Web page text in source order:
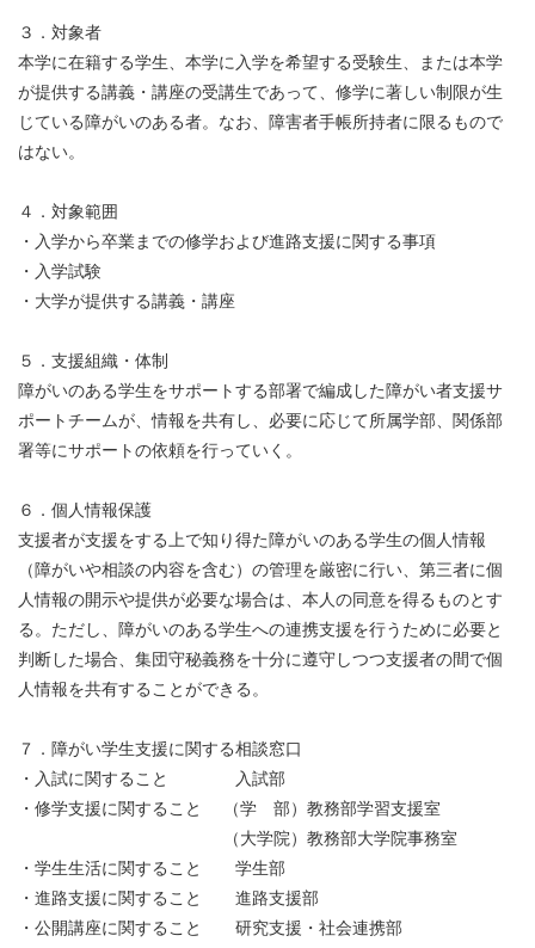
３．対象者
本学に在籍する学生、本学に入学を希望する受験生、または本学
が提供する講義・講座の受講生であって、修学に著しい制限が生
じている障がいのある者。なお、障害者手帳所持者に限るもので
はない。
４．対象範囲
・入学から卒業までの修学および進路支援に関する事項
・入学試験
・大学が提供する講義・講座
５．支援組織・体制
障がいのある学生をサポートする部署で編成した障がい者支援サ
ポートチームが、情報を共有し、必要に応じて所属学部、関係部
署等にサポートの依頼を行っていく。
６．個人情報保護
支援者が支援をする上で知り得た障がいのある学生の個人情報
（障がいや相談の内容を含む）の管理を厳密に行い、第三者に個
人情報の開示や提供が必要な場合は、本人の同意を得るものとす
る。ただし、障がいのある学生への連携支援を行うために必要と
判断した場合、集団守秘義務を十分に遵守しつつ支援者の間で個
人情報を共有することができる。
７．障がい学生支援に関する相談窓口
・入試に関すること 入試部
・修学支援に関すること （学 部）教務部学習支援室
（大学院）教務部大学院事務室
・学生生活に関すること 学生部
・進路支援に関すること 進路支援部
・公開講座に関すること 研究支援・社会連携部